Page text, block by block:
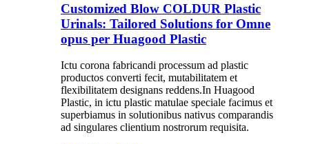
Customized Blow COLDUR Plastic
Urinals: Tailored Solutions for Omne
opus per Huagood Plastic
Ictu corona fabricandi processum ad plastic
productos converti fecit, mutabilitatem et
flexibilitatem designans reddens.In Huagood
Plastic, in ictu plastic matulae speciale facimus et
superbiamus in solutionibus nativus comparandis
ad singulares clientium nostrorum requisita.